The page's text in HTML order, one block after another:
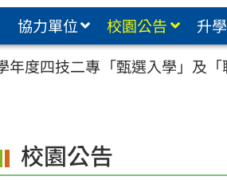
協力單位 校園公告 升
年度四技二專「甄選入學」及
校園公告